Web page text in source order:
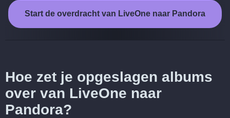
Start de overdracht van LiveOne naar Pandora
Hoe zet je opgeslagen albums
over van LiveOne naar
Pandora?